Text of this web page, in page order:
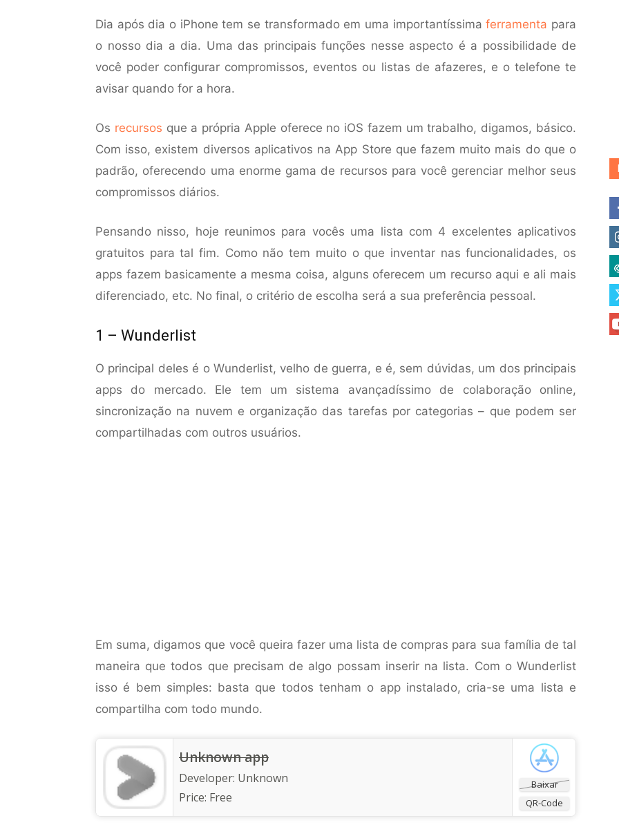
Dia após dia o iPhone tem se transformado em uma importantíssimaferramenta para
o nosso dia a dia. Uma das principais funções nesse aspecto é a possibilidade de
você poder configurar compromissos, eventos ou listas de afazeres, e o telefone te
avisar quando for a hora.
Os recursos que a própria Apple oferece no iOS fazem um trabalho, digamos, básico.
Com isso, existem diversos aplicativos na App Store que fazem muito mais do que o
padrão, oferecendo uma enorme gama de recursos para você gerenciar melhor seus
compromissos diários.
Pensando nisso, hoje reunimos para vocês uma lista com 4 excelentes aplicativos
gratuitos para tal fim. Como não tem muito o que inventar nas funcionalidades, os
apps fazem basicamente a mesma coisa, alguns oferecem um recurso aqui e ali mais
diferenciado, etc. No final, o critério de escolha será a sua preferência pessoal.
1 – Wunderlist
O principal deles é o Wunderlist, velho de guerra, e é, sem dúvidas, um dos principais
apps do mercado. Ele tem um sistema avançadíssimo de colaboração online,
sincronização na nuvem e organização das tarefas por categorias – que podem ser
compartilhadas com outros usuários.
Em suma, digamos que você queira fazer uma lista de compras para sua família de tal
maneira que todos que precisam de algo possam inserir na lista. Com o Wunderlist
isso é bem simples: basta que todos tenham o app instalado, cria-se uma lista e
compartilha com todo mundo.
Baixar
QR-Code
Unknown app
Developer: Unknown
Price: Free